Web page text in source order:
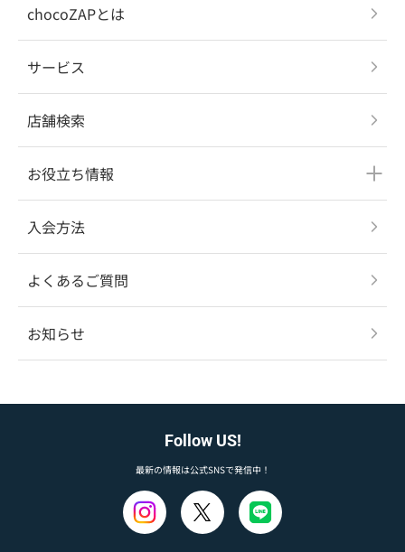
chocoZAPとは
サービス
店舗検索
お役立ち情報
入会方法
よくあるご質問
お知らせ
Follow US!
最新の情報は公式SNSで発信中！